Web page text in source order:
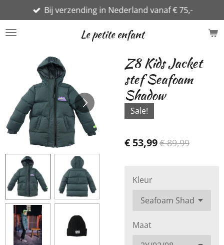
direct
naar
hoofdinhoud
Le petite enfant
Bij verzending in Nederland vanaf € 75,-
Z8 Kids Jacket
stef Seafoam
Shadow
Sale!
€ 53,99€ 89,99
Kleur
Maat